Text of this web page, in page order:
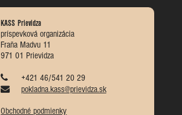
KASS Prievidza
príspevková organizácia
Fraňa Madvu 11
971 01 Prievidza
+421 46/541 20 29
pokladna.kass@prievidza.sk
Obchodné podmienky